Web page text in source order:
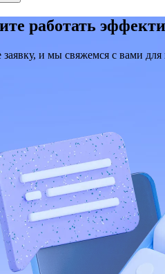
работать
заявку, и мы свяжемся с вами для